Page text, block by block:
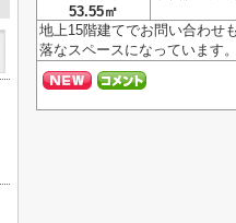
53.55㎡
地上15階建てでお問い合わせ
落なスペースになっています